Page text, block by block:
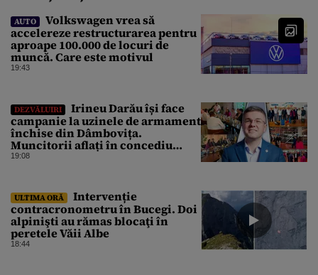
AUTO
Volkswagen vrea să
accelereze restructurarea pentru
aproape 100.000 de locuri de
muncă. Care este motivul
19:43
DEZVĂLUIRI
Irineu Darău își face
campanie la uzinele de armament
închise din Dâmbovița.
Muncitorii aflați în concediu
forțat din cauza lipsei comenzilor
19:08
ULTIMA ORĂ
Intervenție
contracronometru în Bucegi. Doi
alpinişti au rămas blocaţi în
peretele Văii Albe
18:44